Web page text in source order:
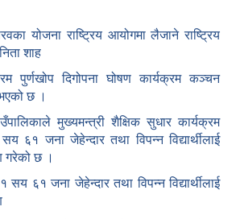
योजना राष्ट्रिय आयोगमा लैजाने राष्ट्रिय
शाह
पुर्णखोप दिगोपना घोषण कार्यक्रम कञ्‍चन
छ ।
मुख्यमन्त्री शैक्षिक सुधार कार्यक्रम
६१ जना जेहेन्दार तथा विपन्न विद्यार्थीलाई
गरेको छ ।
सय ६१ जना जेहेन्दार तथा विपन्न विद्यार्थीलाई